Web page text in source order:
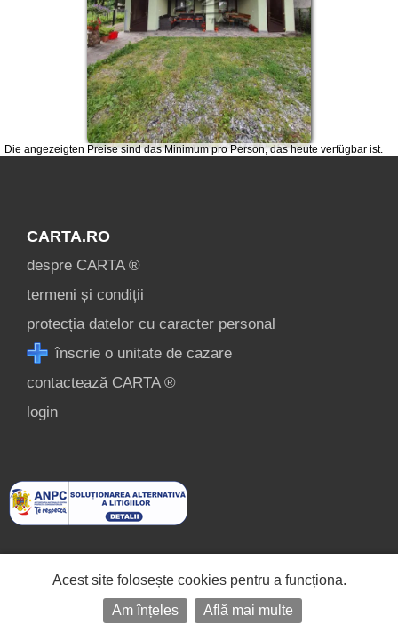
Die angezeigten Preise sind das Minimum pro Person, das heute verfügbar ist.
CARTA.RO
despre CARTA ®
termeni și condiții
protecția datelor cu caracter personal
înscrie o unitate de cazare
contactează CARTA ®
login
Acest site folosește cookies pentru a funcționa.
Am înțeles
Află mai multe